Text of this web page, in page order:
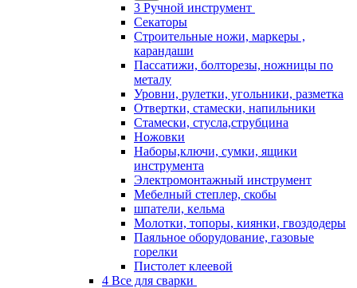
3 Ручной инструмент
Cекаторы
Строительные ножи, маркеры ,
карандаши
Пассатижи, болторезы, ножницы по
металу
Уровни, рулетки, угольники, разметка
Отвертки, стамески, напильники
Стамески, стусла,струбцина
Ножовки
Наборы,ключи, сумки, ящики
инструмента
Электромонтажный инструмент
Мебелный степлер, скобы
шпатели, кельма
Молотки, топоры, киянки, гвоздодеры
Паяльное оборудование, газовые
горелки
Пистолет клеевой
4 Все для сварки